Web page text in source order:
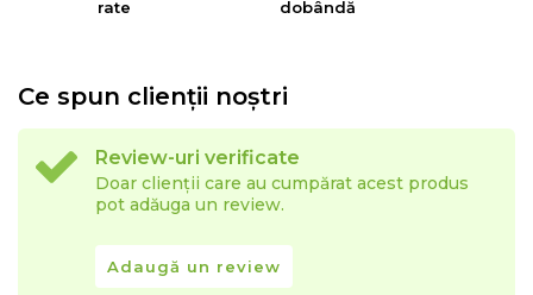
- Nu utilizati huse de culori inchise deasupra
meteorologice, cum ar fi umiditatea, temperatura, etc.
- Culorile prezentate pot avea unele variatii in
comparatie cu realitatea, datorita limitarilor procesului
de imprimare.
este un brand spaniol de referinta in domeniul
rate
dobândă
Ce spun clienții noștri
Review-uri verificate
Doar clienții care au cumpărat acest produs
pot adăuga un review.
Adaugă un review